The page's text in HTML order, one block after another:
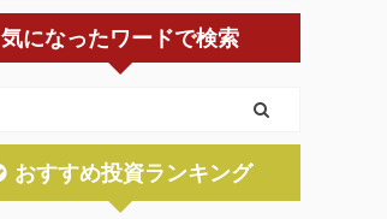
気になったワードで検索
おすすめ投資ランキング